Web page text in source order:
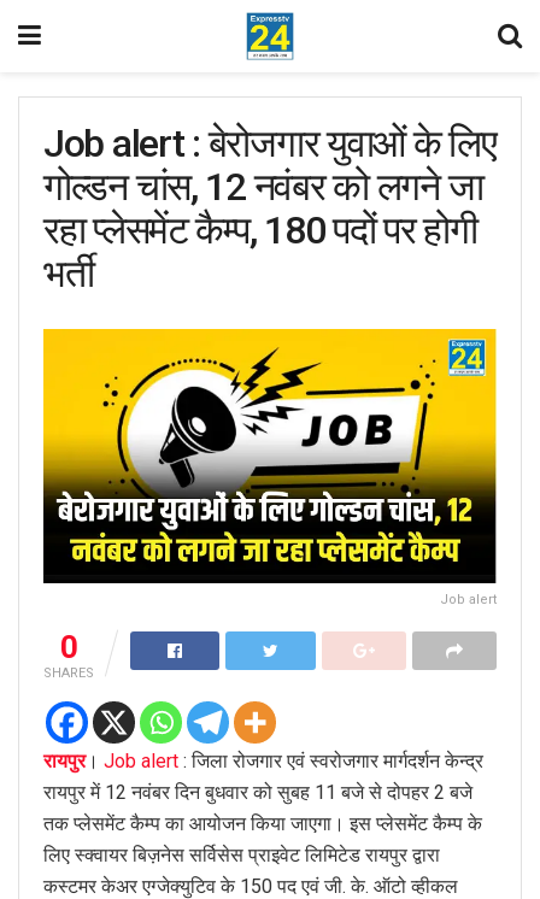
Job alert : बेरोजगार युवाओं के लिए
गोल्डन चांस, 12 नवंबर को लगने जा
रहा प्लेसमेंट कैम्प, 180 पदों पर होगी
भर्ती
Job alert
0
SHARES
रायपुर। Job alert : जिला रोजगार एवं स्वरोजगार मार्गदर्शन केन्द्र
रायपुर में 12 नवंबर दिन बुधवार को सुबह 11 बजे से दोपहर 2 बजे
तक प्लेसमेंट कैम्प का आयोजन किया जाएगा। इस प्लेसमेंट कैम्प के
लिए स्क्वायर बिज़नेस सर्विसेस प्राइवेट लिमिटेड रायपुर द्वारा
कस्टमर केअर एग्जेक्युटिव के 150 पद एवं जी. के. ऑटो व्हीकल